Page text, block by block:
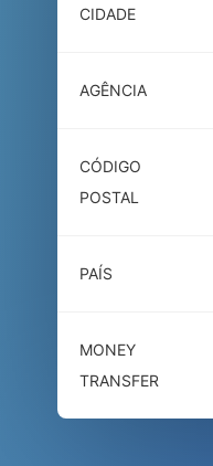
CIDADE
AGÊNCIA
CÓDIGO
POSTAL
PAÍS
MONEY
TRANSFER